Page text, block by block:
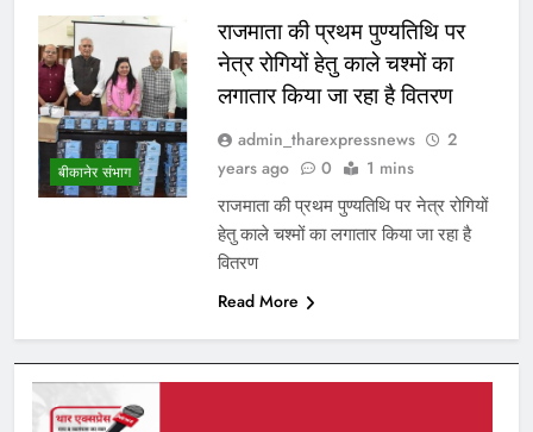
बीकानेर संभाग
राजमाता की प्रथम पुण्यतिथि पर
नेत्र रोगियों हेतु काले चश्मों का
लगातार किया जा रहा है वितरण
admin_tharexpressnews
2
years ago
0 1 mins
राजमाता की प्रथम पुण्यतिथि पर नेत्र रोगियों
हेतु काले चश्मों का लगातार किया जा रहा है
वितरण
Read More